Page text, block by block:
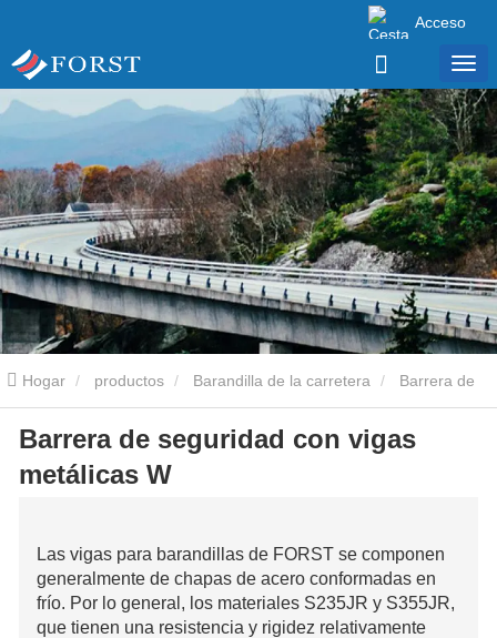
Acceso
Hogar productos Barandilla de la carretera
seguridad con vigas metálicas W
Barrera de seguridad con vigas
metálicas W
Las vigas para barandillas de FORST se componen
generalmente de chapas de acero conformadas en
frío. Por lo general, los materiales S235JR y S355JR,
que tienen una resistencia y rigidez relativamente